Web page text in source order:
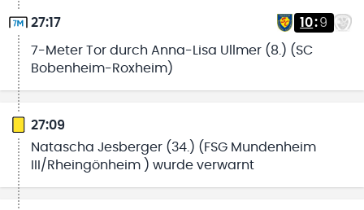
27:17 10:9
7-Meter Tor durch Anna-Lisa Ullmer (8.) (SC
Bobenheim-Roxheim)
27:09
Natascha Jesberger (34.) (FSG Mundenheim
III/Rheingönheim ) wurde verwarnt